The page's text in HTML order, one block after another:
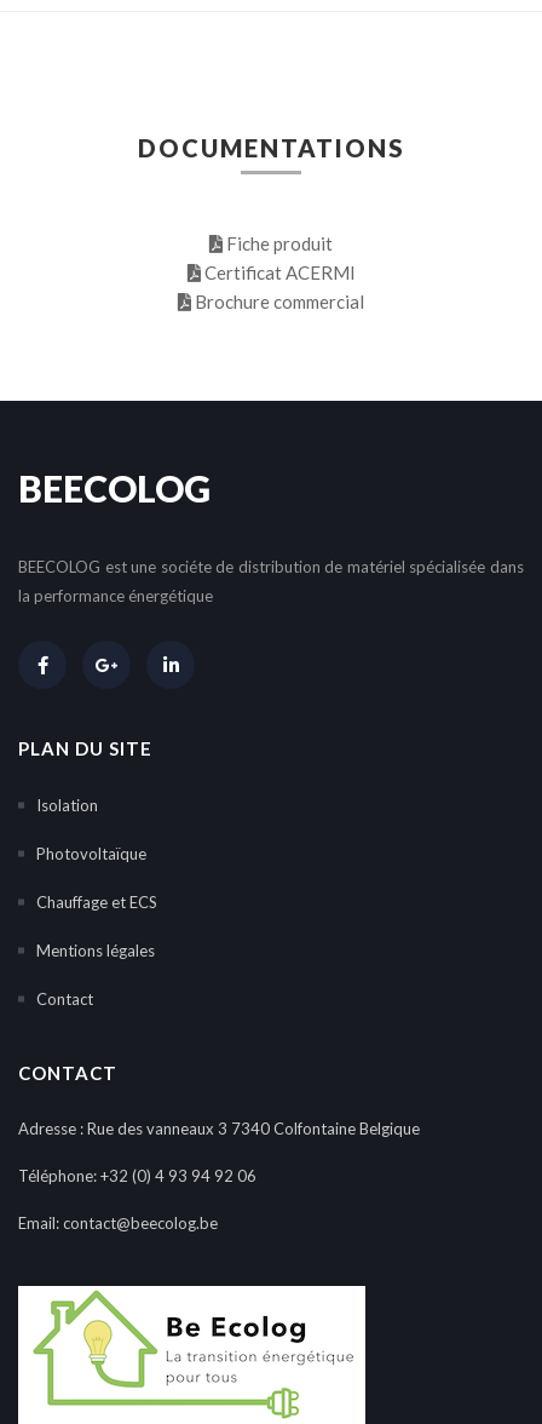
DOCUMENTATIONS
Fiche produit
Certificat ACERMI
Brochure commercial
BEECOLOG
BEECOLOG est une sociéte de distribution de matériel spécialisée dans
la performance énergétique
PLAN DU SITE
Isolation
Photovoltaïque
Chauffage et ECS
Mentions légales
Contact
CONTACT
Adresse : Rue des vanneaux 3 7340 Colfontaine Belgique
Téléphone:+32 (0) 4 93 94 92 06
Email:contact@beecolog.be